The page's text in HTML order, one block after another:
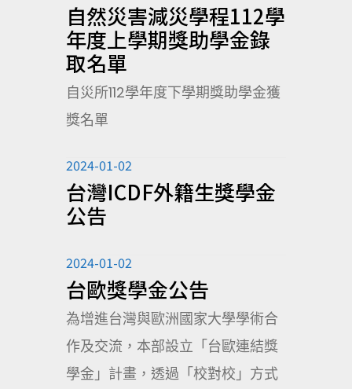
自然災害減災學程112學
年度上學期獎助學金錄
取名單
自災所112學年度下學期獎助學金獲
獎名單
2024-01-02
台灣ICDF外籍生獎學金
公告
2024-01-02
台歐獎學金公告
為增進台灣與歐洲國家大學學術合
作及交流，本部設立「台歐連結獎
學金」計畫，透過「校對校」方式